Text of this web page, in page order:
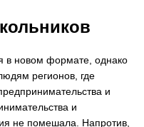
в новом формате, однако
регионов, где
и
и
не помешала. Напротив,